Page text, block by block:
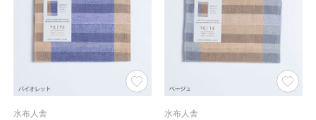
水布人舎 水布人舎